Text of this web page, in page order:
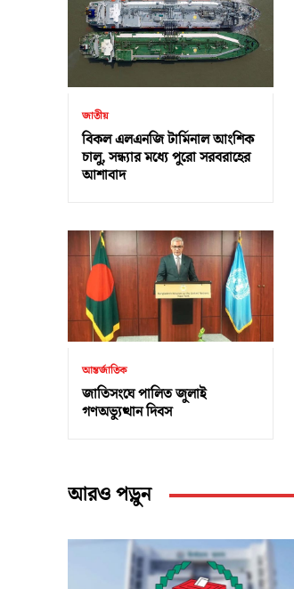
জাতীয়
বিকল এলএনজি টার্মিনাল আংশিক
চালু, সন্ধ্যার মধ্যে পুরো সরবরাহের
আশাবাদ
আন্তর্জাতিক
জাতিসংঘে পালিত জুলাই
গণঅভ্যুত্থান দিবস
আরও পড়ুন